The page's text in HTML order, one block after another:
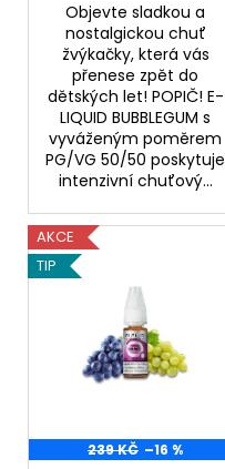
Objevte sladkou a
nostalgickou chuť
žvýkačky, která vás
přenese zpět do
dětských let! POPIČ! E-
LIQUID BUBBLEGUM s
vyváženým poměrem
PG/VG 50/50 poskytuje
intenzivní chuťový...
AKCE
TIP
239 KČ –16 %
Původně:
169